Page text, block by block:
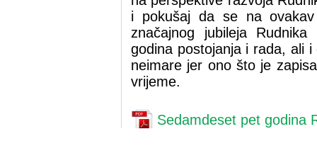
i pokušaj da se na ovakav
značajnog jubileja
godina postojanja i rada, ali
neimare jer ono što je
vrijeme.
Sedamdeset pet godina